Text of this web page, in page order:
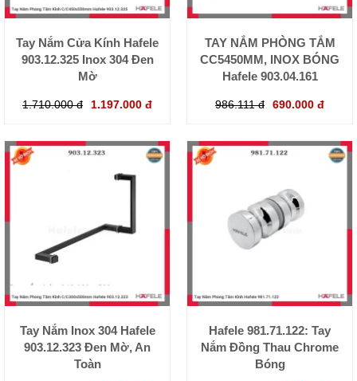
Tay Nắm Cửa Kính Hafele
903.12.325 Inox 304 Đen
Mờ
1.710.000 đ 1.197.000 đ
TAY NẮM PHÒNG TẮM
CC5450MM, INOX BÓNG
Hafele 903.04.161
986.111 đ 690.000 đ
Tay Nắm Inox 304 Hafele
903.12.323 Đen Mờ, An
Toàn
Hafele 981.71.122: Tay
Nắm Đồng Thau Chrome
Bóng